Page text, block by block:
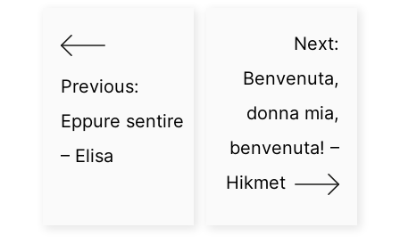
Previous:
Eppure sentire
– Elisa
Next:
Benvenuta,
donna mia,
benvenuta! –
Hikmet